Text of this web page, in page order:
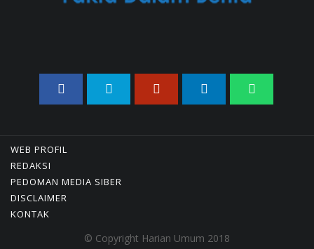
04/08/2026 22:54 WIB || MAKRO/MIKRO
Eksepsinya Diterima Hakim,
Geger! Nama Prabowo Diduga
05/08/2026 17:25 WIB || KRIMINAL
WEB PROFIL
REDAKSI
PEDOMAN MEDIA SIBER
DISCLAIMER
KONTAK
© Copyright Harian Umum 2018